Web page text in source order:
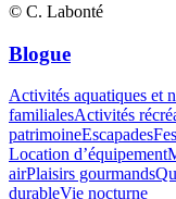
© C. Labonté
Blogue
Activités aquatiques et
familialesActivités
patrimoineEscapades
Location d’équipement
airPlaisirs gourmands
durableVie nocturne